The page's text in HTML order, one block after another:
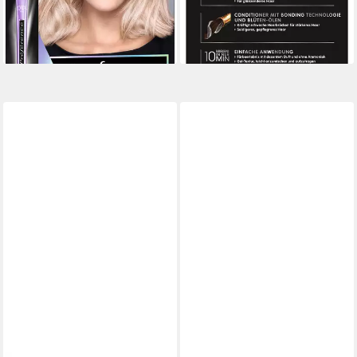
-20%
lieferbar - in 1-2 Werktagen bei dir
lieferbar - in 1-2 Werktagen bei dir